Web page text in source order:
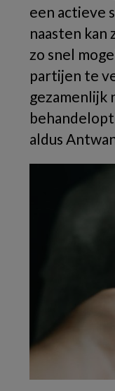
een actieve
naasten kan
zo snel
partijen te
gezamenlijk
aldus